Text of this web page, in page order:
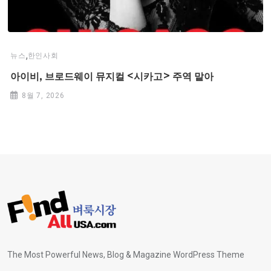
뉴스,한인사회
아이비, 브로드웨이 뮤지컬 <시카고> 주역 맡아
8월 7, 2026
The Most Powerful News, Blog & Magazine WordPress Theme